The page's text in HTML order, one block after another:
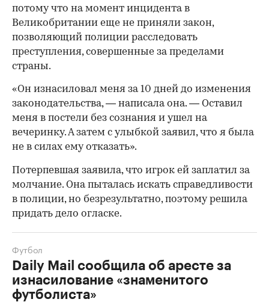
потому что на момент инцидента в
Великобритании еще не приняли закон,
позволяющий полиции расследовать
преступления, совершенные за пределами
страны.
«Он изнасиловал меня за 10 дней до изменения
законодательства, — написала она. — Оставил
меня в постели без сознания и ушел на
вечеринку. А затем с улыбкой заявил, что я была
не в силах ему отказать».
00:00 / 00:00
Потерпевшая заявила, что игрок ей заплатил за
молчание. Она пыталась искать справедливости
в полиции, но безрезультатно, поэтому решила
придать дело огласке.
Daily Mail сообщила об аресте за
изнасилование «знаменитого
футболиста»
Футбол